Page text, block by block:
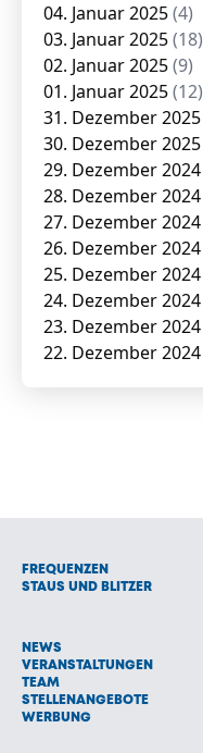
04. Januar 2025(4)
03. Januar 2025(18)
02. Januar 2025(9)
01. Januar 2025(12)
31. Dezember 2025
30. Dezember 2025
29. Dezember 2024
28. Dezember 2024
27. Dezember 2024
26. Dezember 2024
25. Dezember 2024
24. Dezember 2024
23. Dezember 2024
22. Dezember 2024
FREQUENZEN
STAUS UND BLITZER
NEWS
VERANSTALTUNGEN
TEAM
STELLENANGEBOTE
WERBUNG